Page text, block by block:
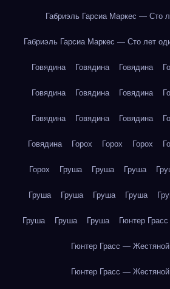
Габриэль Гарсиа Маркес — Сто
Габриэль Гарсиа Маркес — Сто лет
Говядина Говядина Говядина
Говядина Говядина Говядина
Говядина Говядина Говядина
Говядина Горох Горох Горох
Горох Груша Груша Груша
Груша Груша Груша Груша
Груша Груша Груша Гюнтер
Гюнтер Грасс — Жестяной
Гюнтер Грасс — Жестяной